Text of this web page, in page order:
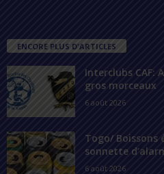
ENCORE PLUS D'ARTICLES
Interclubs CAF:
gros morceaux
6 août 2026
Togo/ Boissons
sonnette
6 août 2026